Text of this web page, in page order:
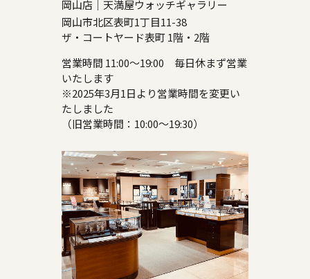
岡山店｜天満屋ウォッチギャラリー
岡山市北区表町1丁目11-38
ザ・コートヤード表町 1階・2階
営業時間 11:00～19:00 毎日休まず営業
いたします
※2025年3月1日より営業時間を変更い
たしました
（旧営業時間：10:00～19:30）